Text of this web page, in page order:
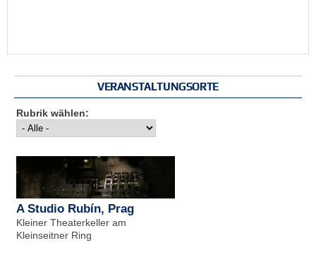
VERANSTALTUNGSORTE
Rubrik wählen:
A Studio Rubín, Prag
Kleiner Theaterkeller am
Kleinseitner Ring